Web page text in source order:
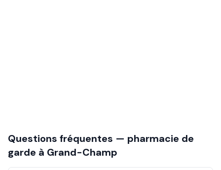
Questions fréquentes — pharmacie de
garde à Grand-Champ